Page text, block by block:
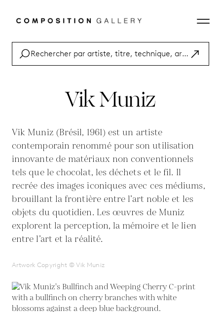
Vik Muniz
Vik Muniz (Brésil, 1961) est un artiste
contemporain renommé pour son utilisation
innovante de matériaux non conventionnels
tels que le chocolat, les déchets et le fil. Il
recrée des images iconiques avec ces médiums,
brouillant la frontière entre l’art noble et les
objets du quotidien. Les œuvres de Muniz
explorent la perception, la mémoire et le lien
entre l’art et la réalité.
Artwork Copyright © Vik Muniz